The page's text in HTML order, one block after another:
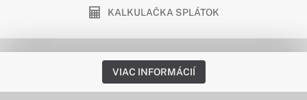
KALKULAČKA SPLÁTOK
VIAC INFORMÁCIÍ